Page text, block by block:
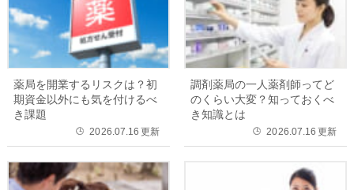
薬局を開業するリスクは？初
期資金以外にも気を付けるべ
き課題
🕒 2026.07.16 更新
調剤薬局の一人薬剤師ってど
のくらい大変？知っておくべ
き知識とは
🕒 2026.07.16 更新